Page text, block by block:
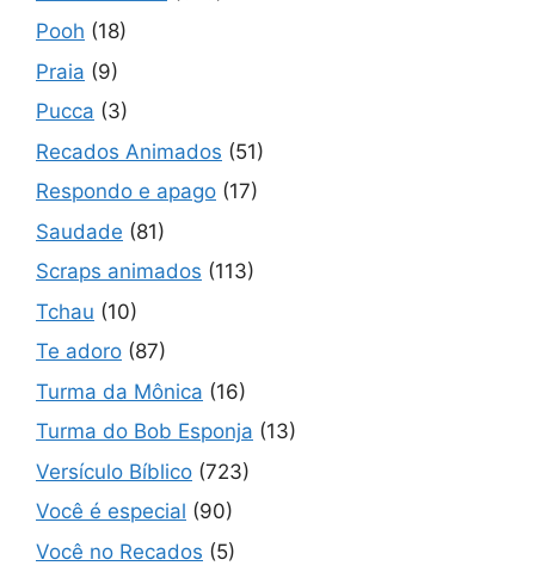
Pooh (18)
Praia (9)
Pucca (3)
Recados Animados (51)
Respondo e apago (17)
Saudade (81)
Scraps animados (113)
Tchau (10)
Te adoro (87)
Turma da Mônica (16)
Turma do Bob Esponja (13)
Versículo Bíblico (723)
Você é especial (90)
Você no Recados (5)